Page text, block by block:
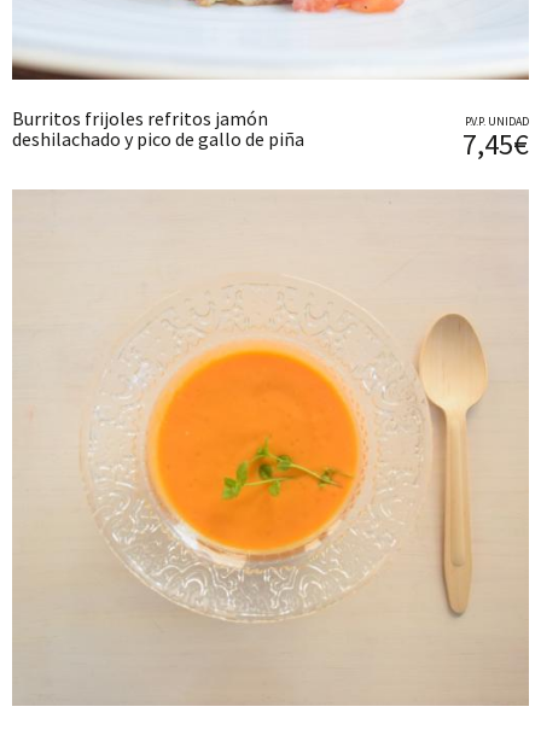
Burritos frijoles refritos jamón
deshilachado y pico de gallo de piña
P.V.P. UNIDAD
7,45€